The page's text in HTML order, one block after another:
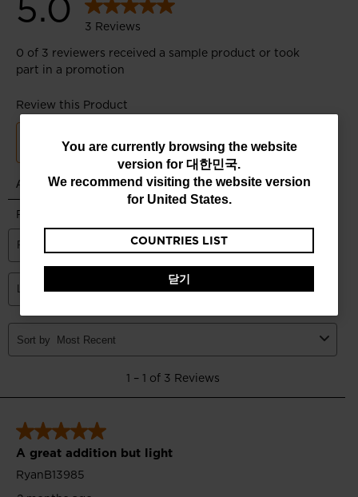
You
are
website
version
for
대
We
recommend
visiting
You are currently browsing the website
version for 대한민국.
We recommend visiting the website version
for United States.
COUNTRIES LIST
닫기